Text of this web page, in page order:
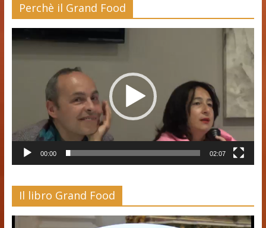
Perchè il Grand Food
00:00 02:07
Il libro Grand Food